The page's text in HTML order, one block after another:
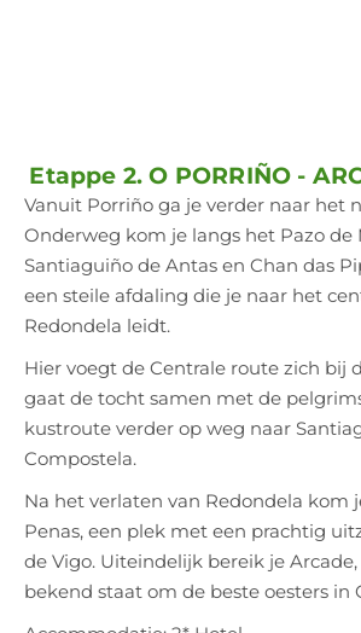
Etappe 2. O PORRIÑO -
Vanuit Porriño ga je verder naar het
Onderweg kom je langs het Pazo de
Santiaguiño de Antas en Chan das
een steile afdaling die je naar het
Redondela leidt.
Hier voegt de Centrale route zich bij
gaat de tocht samen met de
kustroute verder op weg naar
Compostela.
Na het verlaten van Redondela kom
Penas, een plek met een prachtig
de Vigo. Uiteindelijk bereik je
bekend staat om de beste oesters in